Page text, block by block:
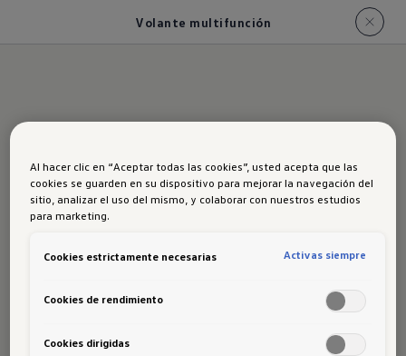
Volante multifunción
El volante multifunción te permite
que necesites durante tu viaje. Además,
deportiva cambiando de marcha
Al hacer clic en “Aceptar todas las cookies”, usted acepta que las
cookies se guarden en su dispositivo para mejorar la navegación del
sitio, analizar el uso del mismo, y colaborar con nuestros estudios
para marketing.
Cookies estrictamente necesarias Activas siempre
Cookies de rendimiento
Cookies dirigidas